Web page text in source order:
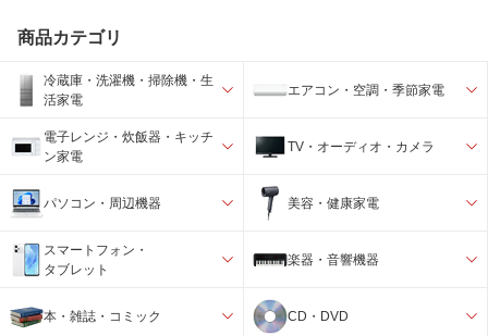
商品カテゴリ
冷蔵庫・洗濯機・掃除機・生
活家電
エアコン・空調・季節家電
電子レンジ・炊飯器・キッチ
ン家電
TV・オーディオ・カメラ
パソコン・周辺機器 美容・健康家電
スマートフォン・
タブレット
楽器・音響機器
本・雑誌・コミック CD・DVD